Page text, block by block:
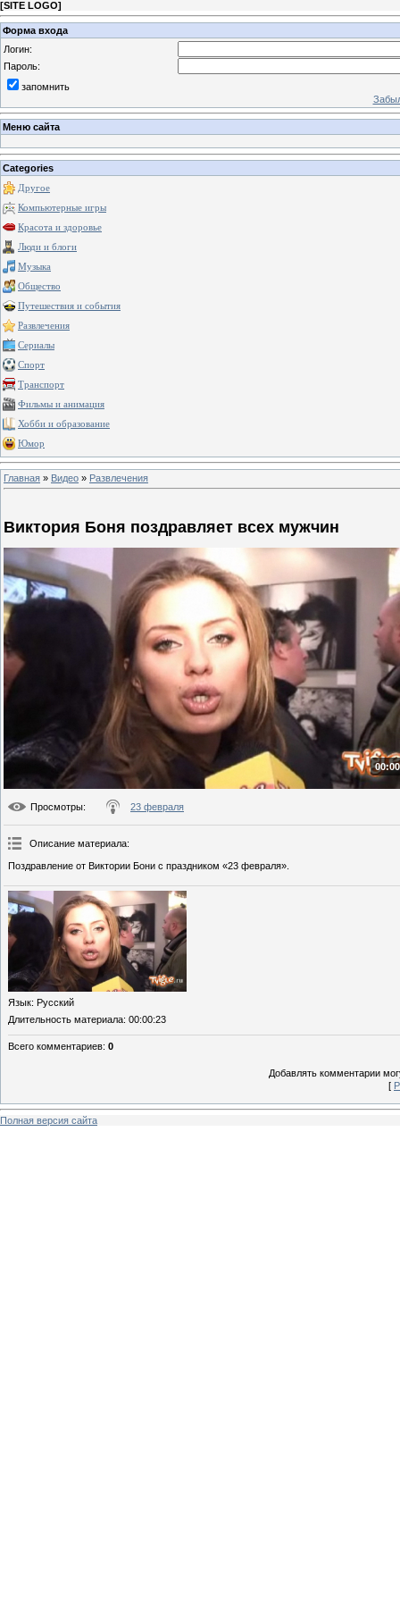
[SITE LOGO]
Форма входа
Логин:
Пароль:
запомнить
Меню сайта
Categories
Другое
Компьютерные игры
Красота и здоровье
Люди и блоги
Музыка
Общество
Путешествия и события
Развлечения
Сериалы
Спорт
Транспорт
Фильмы и анимация
Хобби и образование
Юмор
Главная » Видео » Развлечения
Виктория Боня поздравляет всех мужчин
Просмотры: 23 февраля
Описание материала:
Поздравление от Виктории Бони с праздником «23 февраля».
Язык: Русский
Длительность материала: 00:00:23
Всего комментариев: 0
Добавлять комментарии
[
Полная версия сайта